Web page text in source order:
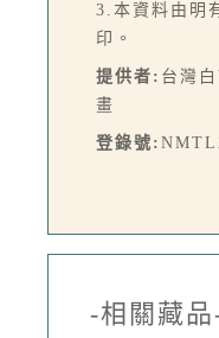
3.本資料由明
印。
提供者: 台灣
畫
登錄號:
-相關藏品